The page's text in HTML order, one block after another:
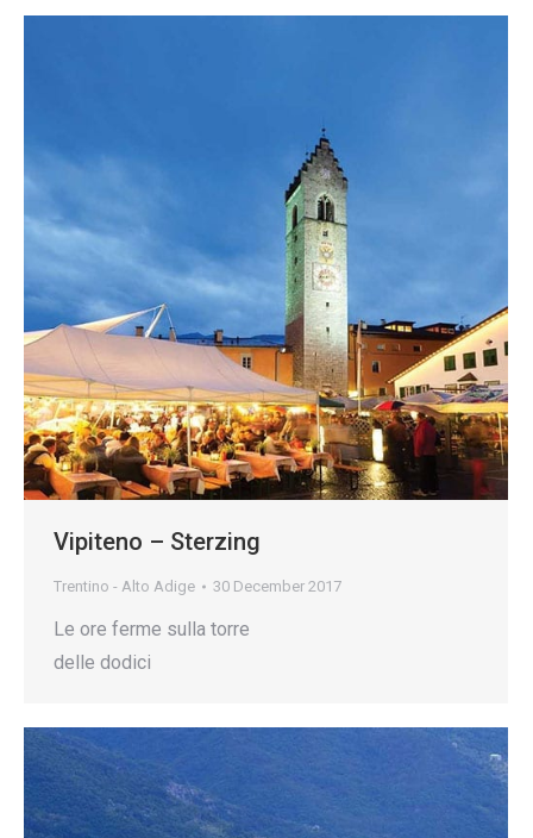
Vipiteno – Sterzing
Trentino - Alto Adige 30 December 2017
Le ore ferme sulla torre
delle dodici